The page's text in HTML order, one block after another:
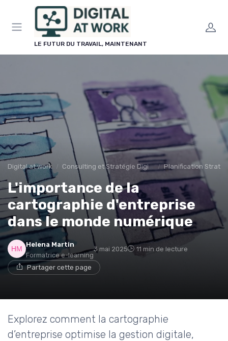
LE FUTUR DU TRAVAIL, MAINTENANT
Digital at work Consulting et Stratégie Digitale Planification
L'importance de la
cartographie d'entreprise
dans le monde numérique
Helena Martin
Formatrice e-learning
3 mai 2025 11 min de lecture
Partager cette page
Explorez comment la cartographie
d’entreprise optimise la gestion digitale,
Panneau de gestion des cookies